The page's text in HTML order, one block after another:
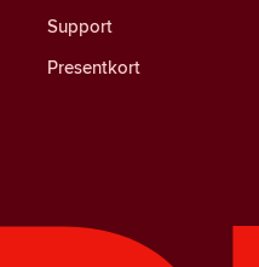
Support
Presentkort